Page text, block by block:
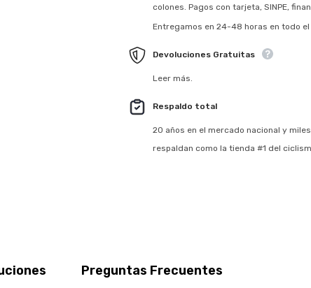
colones. Pagos con tarjeta, SINPE,
Entregamos en 24-48 horas en todo
Devoluciones Gratuitas
Leer más.
Respaldo total
20 años en el mercado nacional y
respaldan como la tienda #1 del
Preguntas Frecuentes